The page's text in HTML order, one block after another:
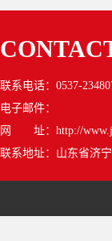
联系电话：0537-
电子邮件：
网 址：http://
联系地址：山东省济